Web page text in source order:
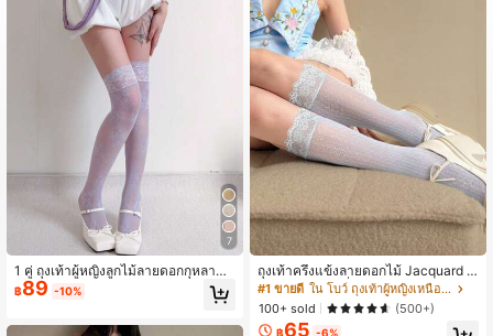
7
1 คู่ ถุงเท้าผู้หญิงลูกไม้ลายดอกกุหลาบสี
ม่วงคลุมเข่า
฿89 -10%
ถุงเท้าครึ่งแข้งลายดอกไม้ Jacquard ป
ระดับลูกไม้ แฟชั่น Y2k สบายๆ 1 คู่
#1 ขายดี
ใน โบว์ ถุงเท้าผู้หญิงเหนือน่อง
100+ sold
(500+)
฿65 -6%